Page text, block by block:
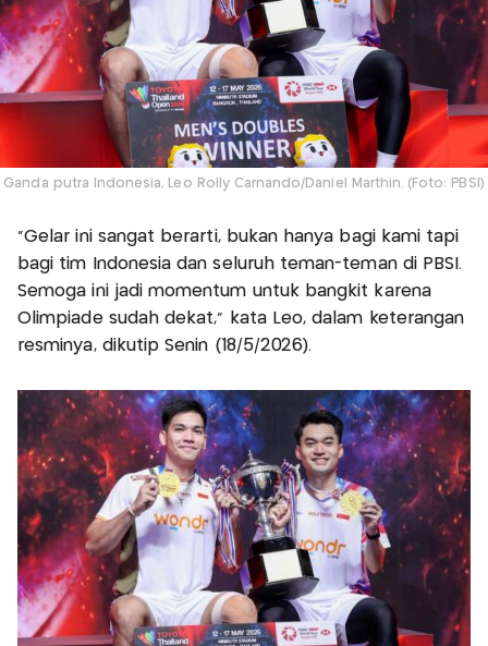
Ganda putra Indonesia, Leo Rolly Carnando/Daniel Marthin. (Foto: PBSI)
"Gelar ini sangat berarti, bukan hanya bagi kami tapi
bagi tim Indonesia dan seluruh teman-teman di PBSI.
Semoga ini jadi momentum untuk bangkit karena
Olimpiade sudah dekat," kata Leo, dalam keterangan
resminya, dikutip Senin (18/5/2026).